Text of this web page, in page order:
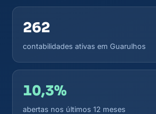
262
contabilidades ativas em Guarulhos
10,3%
abertas nos últimos 12 meses